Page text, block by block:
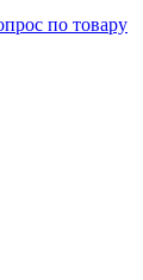
по товару